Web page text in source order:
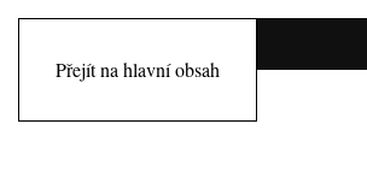
Přejít na hlavní obsah